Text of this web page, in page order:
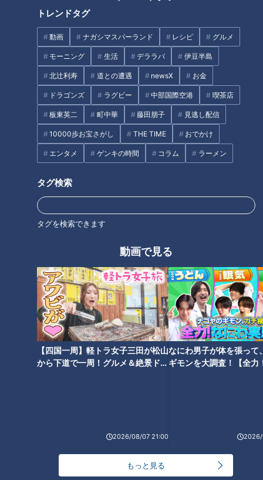
トレンドタグ
動画 ナガシマスパーランド レシピ グルメ
モーニング 生活 デララバ 伊豆半島
北辻利寿 道との遭遇 newsX お金
ドラゴンズ ラグビー 中部国際空港 喫茶店
板東英二 町中華 藤田朋子 見逃し配信
10000歩お宝さがし THE TIME おでかけ
エンタメ ゲンキの時間 コラム ラーメン
タグ検索
タグを検索できます
動画で見る
【四国一周】軽トラ女子三田が松山
から下道で一周！グルメ＆絶景ドラ
2026/08/07 21:00
なにわ男子が体を張って
ギモンを大調査！【全力
2026/
もっと見る
グルメ
オススメ関連コンテンツ
り方【キユーピー３分クッキン
「こんにゃくの山椒煮」の作り
方【キユーピー３分クッキン
「カオマンガイ」の作り方【キ
ユーピー３分クッキング】
スープ」の作り方【キユーピー